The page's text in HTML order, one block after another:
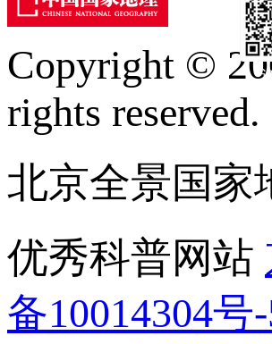
Copyright ©
rights reserved.
北京全景国家
优秀科普网站
备10014304号